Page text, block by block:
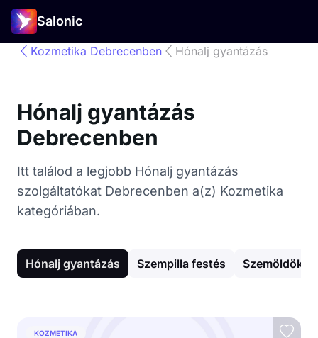
Salonic
Kozmetika Debrecenben Hónalj gyantázás
Hónalj gyantázás
Debrecenben
Itt találod a legjobb Hónalj gyantázás
szolgáltatókat Debrecenben a(z) Kozmetika
kategóriában.
Hónalj gyantázás Szempilla festés Szemöldök
KOZMETIKA